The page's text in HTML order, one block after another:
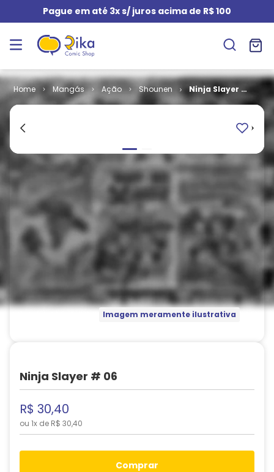
Pague em até 3x s/ juros acima de R$ 100
Mangás Shounen
Ninja Slayer #
Imagem meramente ilustrativa
Ninja Slayer # 06
R$ 30,40
ou 1x de R$ 30,40
comprar